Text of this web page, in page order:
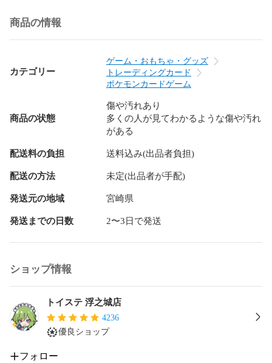
※トラブル防止の為、気になる事がございましたら購入前にご
質問ください。
ご納得の上でのご購入をお願いいたします。
定休日や担当者不在によりご質問への回答が遅くなる場合が
あります。
また、予告なく出品の取り消しをする場合がございます。
※発送について※
日本郵便にて発送の場合、数日の遅れが発生する場合がござ
います。
予めご了承くださいませ。
商品の情報
カテゴリー
ゲーム・おもちゃ・グッズ
トレーディングカード
ポケモンカードゲーム
商品の状態
傷や汚れあり
多くの人が見てわかるような傷や汚れ
がある
配送料の負担 送料込み(出品者負担)
配送の方法 未定(出品者が手配)
発送元の地域 宮崎県
発送までの日数 2〜3日で発送
ショップ情報
トイステ 浮之城店
4236
優良ショップ
フォロー